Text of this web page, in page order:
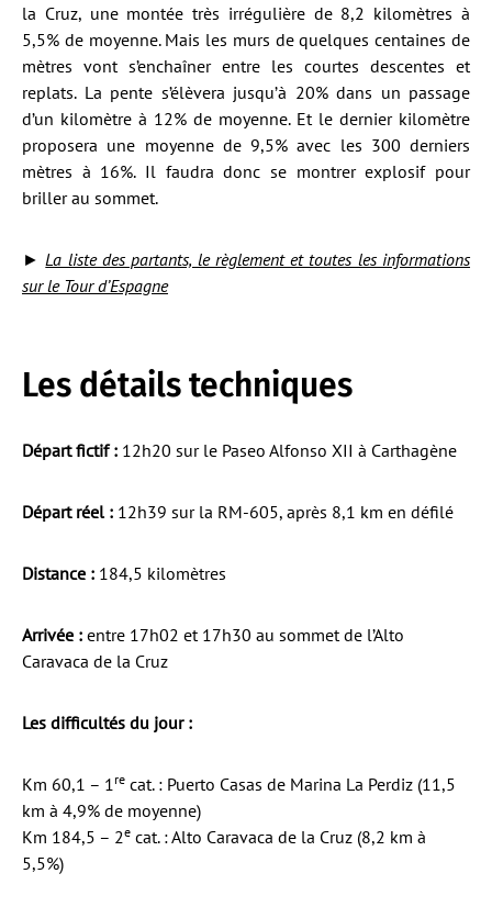
la Cruz, une montée très irrégulière de 8,2 kilomètres à
5,5% de moyenne. Mais les murs de quelques centaines de
mètres vont s’enchaîner entre les courtes descentes et
replats. La pente s’élèvera jusqu’à 20% dans un passage
d’un kilomètre à 12% de moyenne. Et le dernier kilomètre
proposera une moyenne de 9,5% avec les 300 derniers
mètres à 16%. Il faudra donc se montrer explosif pour
briller au sommet.
► La liste des partants, le règlement et toutes les informations
sur le Tour d’Espagne
Les détails techniques
Départ fictif : 12h20 sur le Paseo Alfonso XII à Carthagène
Départ réel : 12h39 sur la RM-605, après 8,1 km en défilé
Distance : 184,5 kilomètres
Arrivée : entre 17h02 et 17h30 au sommet de l’Alto
Caravaca de la Cruz
Les difficultés du jour :
Km 60,1 – 1 re cat. : Puerto Casas de Marina La Perdiz (11,5
km à 4,9% de moyenne)
Km 184,5 – 2e cat. : Alto Caravaca de la Cruz (8,2 km à
5,5%)